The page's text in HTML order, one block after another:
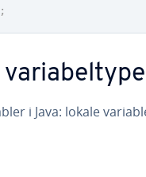
;
i Java: lokale